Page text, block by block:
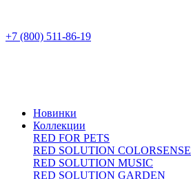
+7 (800) 511-86-19
Новинки
Коллекции
RED FOR PETS
RED SOLUTION COLORSENSE
RED SOLUTION MUSIC
RED SOLUTION GARDEN